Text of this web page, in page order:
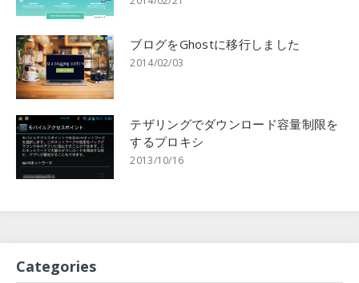
ブログをGhostに移行しました
2014/02/03
テザリングでダウンロード容量制限を
するプロキシ
2013/10/16
Categories